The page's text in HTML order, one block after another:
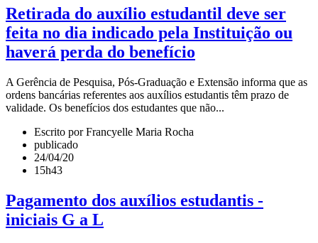
Retirada do auxílio estudantil deve ser
feita no dia indicado pela Instituição ou
haverá perda do benefício
A Gerência de Pesquisa, Pós-Graduação e Extensão informa que as
ordens bancárias referentes aos auxílios estudantis têm prazo de
validade. Os benefícios dos estudantes que não...
Escrito por Francyelle Maria Rocha
publicado
24/04/20
15h43
Pagamento dos auxílios estudantis -
iniciais G a L